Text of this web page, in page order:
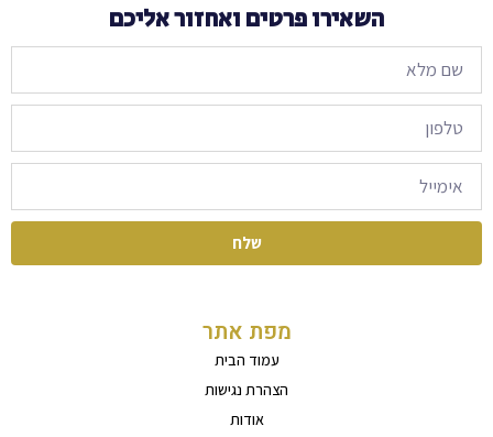
השאירו פרטים ואחזור אליכם
שלח
מפת אתר
עמוד הבית
הצהרת נגישות
אודות